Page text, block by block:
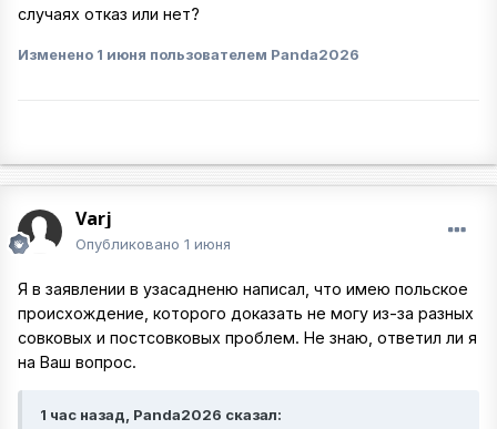
случаях отказ или нет?
Изменено 1 июня пользователем Panda2026
Varj
Опубликовано 1 июня
Я в заявлении в узасадненю написал, что имею польское
происхождение, которого доказать не могу из-за разных
совковых и постсовковых проблем. Не знаю, ответил ли я
на Ваш вопрос.
1 час назад, Panda2026 сказал: